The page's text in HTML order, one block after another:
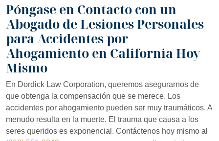
Póngase en Contacto con un
Abogado de Lesiones Personales
para Accidentes por
Ahogamiento en California Hoy
Mismo
En Dordick Law Corporation, queremos asegurarnos de
que obtenga la compensación que se merece. Los
accidentes por ahogamiento pueden ser muy traumáticos. A
menudo resulta en la muerte. El trauma que causa a los
seres queridos es exponencial. Contáctenos hoy mismo al